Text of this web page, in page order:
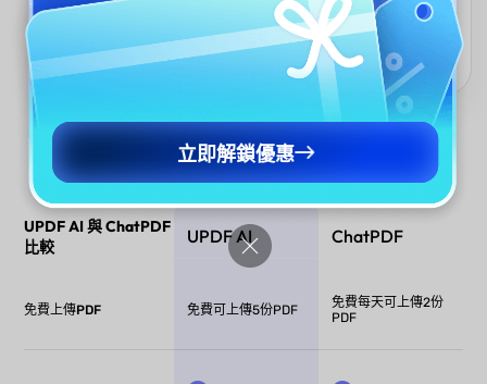
UPDF AI整合於UPDF平台中，讓您无需切換應用程式就能編輯、註
釋、簽署與管理PDF。所有操作都在一個流暢、高效的工作平台中
完成，無需複製貼上。
UPDF AI 與 ChatPDF
比較
UPDF AI ChatPDF
免費上傳PDF 免費可上傳5份PDF
免費每天可上傳2份
PDF
立即解鎖優惠